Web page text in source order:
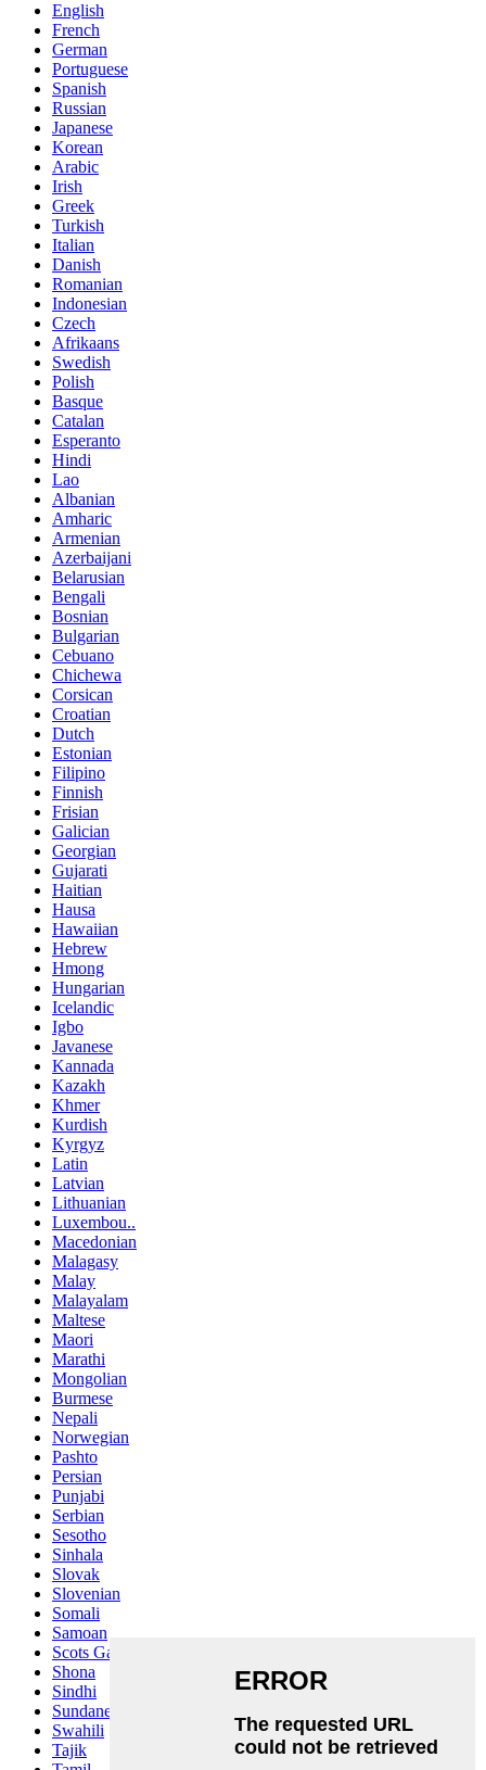
English
French
German
Portuguese
Spanish
Russian
Japanese
Korean
Arabic
Irish
Greek
Turkish
Italian
Danish
Romanian
Indonesian
Czech
Afrikaans
Swedish
Polish
Basque
Catalan
Esperanto
Hindi
Lao
Albanian
Amharic
Armenian
Azerbaijani
Belarusian
Bengali
Bosnian
Bulgarian
Cebuano
Chichewa
Corsican
Croatian
Dutch
Estonian
Filipino
Finnish
Frisian
Galician
Georgian
Gujarati
Haitian
Hausa
Hawaiian
Hebrew
Hmong
Hungarian
Icelandic
Igbo
Javanese
Kannada
Kazakh
Khmer
Kurdish
Kyrgyz
Latin
Latvian
Lithuanian
Luxembou..
Macedonian
Malagasy
Malay
Malayalam
Maltese
Maori
Marathi
Mongolian
Burmese
Nepali
Norwegian
Pashto
Persian
Punjabi
Serbian
Sesotho
Sinhala
Slovak
Slovenian
Somali
Samoan
Scots Gaelic
Shona
Sindhi
Sundanese
Swahili
Tajik